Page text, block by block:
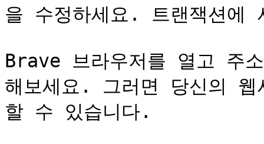
을 수정하세요. 트랜잭션에
Brave 브라우저를 열고 주
해보세요. 그러면 당신의
할 수 있습니다.